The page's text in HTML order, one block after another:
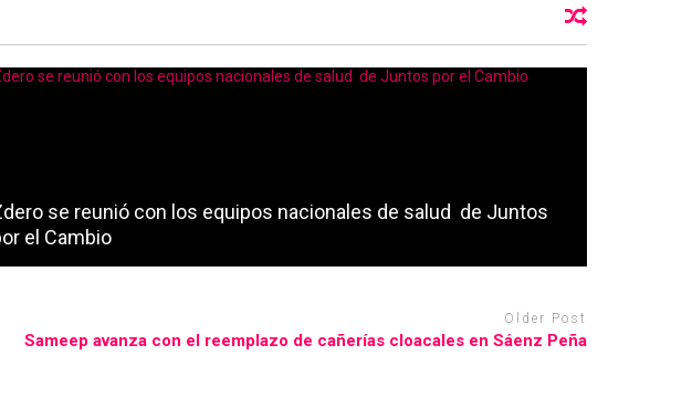
se reunió con los equipos nacionales de salud de Juntos
el Cambio
Older Post
Sameep avanza con el reemplazo de cañerías cloacales en Sáenz Peña